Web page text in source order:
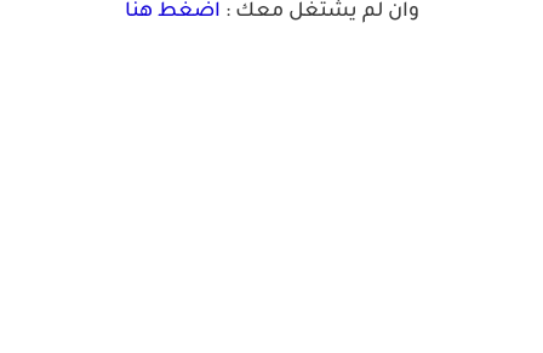
وان لم يشتغل معك : اضغط هنا